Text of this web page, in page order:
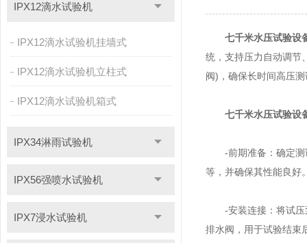
IPX12滴水试验机
IPX12滴水试验机挂墙式
IPX12滴水试验机立柱式
IPX12滴水试验机箱式
IPX34淋雨试验机
IPX56强喷水试验机
IPX7浸水试验机
七千米水压试验设
统，支持压力自动调节
阀)，确保长时间高压
七千米水压试验设
-前期准备：确定测试
等，并确保其性能良好
-安装连接：将试压泵
排水阀，用于试验结束